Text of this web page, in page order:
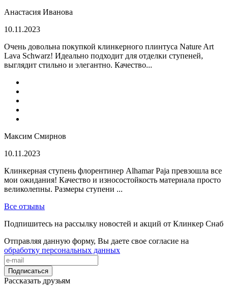
Анастасия Иванова
10.11.2023
Очень довольна покупкой клинкерного плинтуса Nature Art
Lava Schwarz! Идеально подходит для отделки ступеней,
выглядит стильно и элегантно. Качество...
Максим Смирнов
10.11.2023
Клинкерная ступень флорентинер Alhamar Paja превзошла все
мои ожидания! Качество и износостойкость материала просто
великолепны. Размеры ступени ...
Все отзывы
Подпишитесь на рассылку новостей и акций от Клинкер Снаб
Отправляя данную форму, Вы даете свое согласие на
обработку персональных данных
Подписаться
Рассказать друзьям